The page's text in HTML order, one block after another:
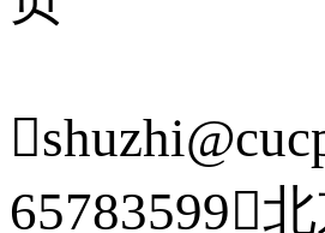

65783599